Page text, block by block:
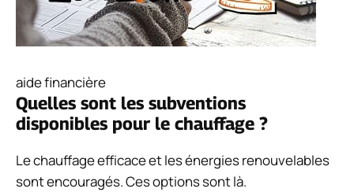
aide financière
Quelles sont les subventions
disponibles pour le chauffage ?
Le chauffage efficace et les énergies renouvelables
sont encouragés. Ces options sont là.